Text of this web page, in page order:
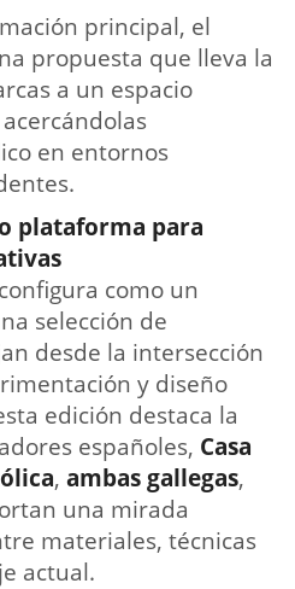
principal, el
propuesta que lleva la
a un espacio
en entornos
plataforma para
como un
selección de
desde la intersección
y diseño
edición destaca la
españoles, Casa
, ambas gallegas,
una mirada
materiales, técnicas
actual.